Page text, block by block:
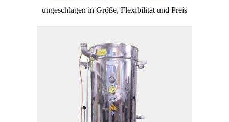
ungeschlagen in Größe, Flexibilität und Preis